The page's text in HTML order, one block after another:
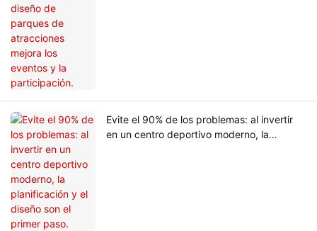
Evite el 90% de los problemas: al invertir
en un centro deportivo moderno, la